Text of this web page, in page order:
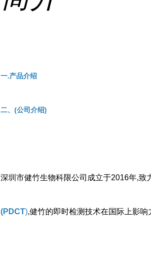
一.产品介绍
二、(公司介绍)
深圳市健竹生物科限公司成立于2016年,致
(PDCT),健竹的即时检测技术在国际上影响